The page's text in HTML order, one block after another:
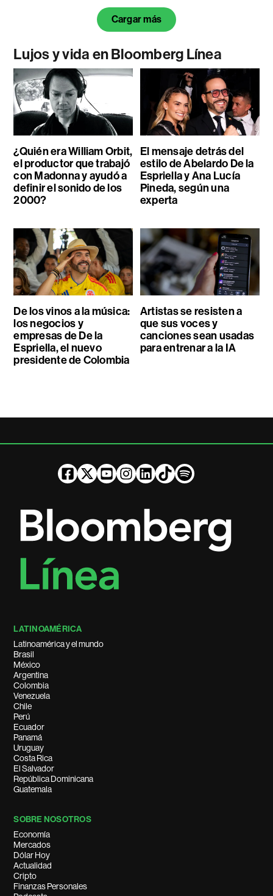
Cargar más
Lujos y vida en Bloomberg Línea
¿Quién era William Orbit,
el productor que trabajó
con Madonna y ayudó a
definir el sonido de los
2000?
El mensaje detrás del
estilo de Abelardo De la
Espriella y Ana Lucía
Pineda, según una
experta
De los vinos a la música:
los negocios y
empresas de De la
Espriella, el nuevo
presidente de Colombia
Artistas se resisten a
que sus voces y
canciones sean usadas
para entrenar a la IA
LATINOAMÉRICA
Latinoamérica y el mundo
Brasil
México
Argentina
Colombia
Venezuela
Chile
Perú
Ecuador
Panamá
Uruguay
Costa Rica
El Salvador
República Dominicana
Guatemala
SOBRE NOSOTROS
Economía
Mercados
Dólar Hoy
Actualidad
Cripto
Finanzas Personales